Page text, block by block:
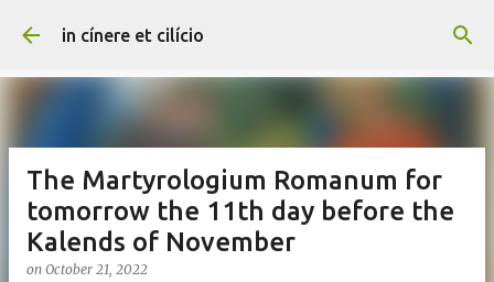
Skip to main content
in cínere et cilício
The Martyrologium Romanum for
tomorrow the 11th day before the
Kalends of November
on October 21, 2022